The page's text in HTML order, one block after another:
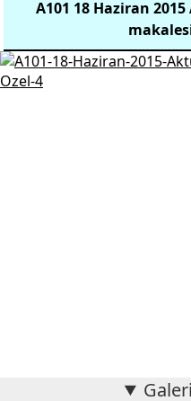
A101 18 Haziran